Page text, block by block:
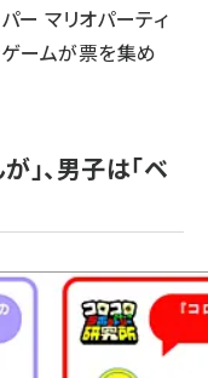
パー マリオパーティ
ゲームが票を集め
」、男子は「ベ